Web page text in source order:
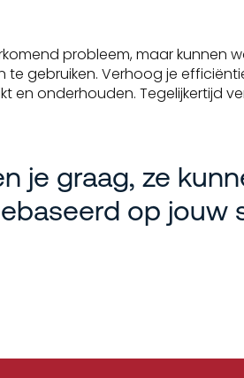
probleem, maar kunnen
gebruiken. Verhoog je
onderhouden. Tegelijkertijd
je graag, ze
op jouw